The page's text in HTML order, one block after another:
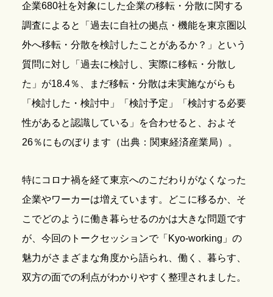
企業680社を対象にした企業の移転・分散に関する
調査によると「過去に自社の拠点・機能を東京圏以
外へ移転・分散を検討したことがあるか？」という
質問に対し「過去に検討し、実際に移転・分散し
た」が18.4％、まだ移転・分散は未実施ながらも
「検討した・検討中」「検討予定」「検討する必要
性があると認識している」を合わせると、およそ
26％にものぼります（出典：関東経済産業局）。
特にコロナ禍を経て東京へのこだわりがなくなった
企業やワーカーは増えています。どこに移るか、そ
こでどのように働き暮らせるのかは大きな問題です
が、今回のトークセッションで「Kyo-working」の
魅力がさまざまな角度から語られ、働く、暮らす、
双方の面での利点がわかりやすく整理されました。